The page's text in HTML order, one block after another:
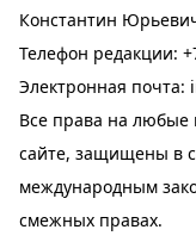
Константин
Телефон редакции:
Электронная почта:
Все права на любые
сайте, защищены в
международным
смежных правах.